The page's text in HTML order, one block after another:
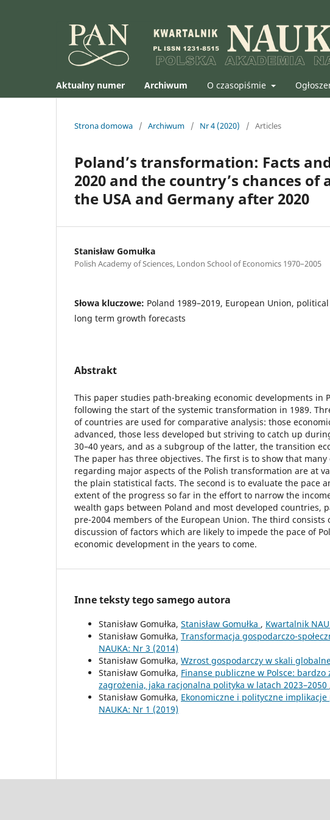
Aktualny numer Archiwum O czasopiśmie
Strona domowa / Archiwum / Nr 4 (2020) / Articles
Poland’s transformation: Facts
2020 and the country’s chances
the USA and Germany after 2020
Stanisław Gomułka
Polish Academy of Sciences, London School of Economics 1970–2005
Słowa kluczowe: Poland 1989–2019, European Union,
long term growth forecasts
Abstrakt
This paper studies path-breaking economic developments in
following the start of the systemic transformation in 1989.
of countries are used for comparative analysis: those
advanced, those less developed but striving to catch up
30–40 years, and as a subgroup of the latter, the transition
The paper has three objectives. The first is to show that many
regarding major aspects of the Polish transformation are at
the plain statistical facts. The second is to evaluate the pace
extent of the progress so far in the effort to narrow the
wealth gaps between Poland and most developed countries,
pre-2004 members of the European Union. The third consists
discussion of factors which are likely to impede the pace of
economic development in the years to come.
Inne teksty tego samego autora
Stanisław Gomułka, Stanisław Gomułka , Kwartalnik
Stanisław Gomułka, Transformacja gospodarczo-
NAUKA: Nr 3 (2014)
Stanisław Gomułka, Wzrost gospodarczy w skali
Stanisław Gomułka, Finanse publiczne w Polsce:
zagrożenia, jaka racjonalna polityka w latach 2023–2050
Stanisław Gomułka, Ekonomiczne i polityczne
NAUKA: Nr 1 (2019)